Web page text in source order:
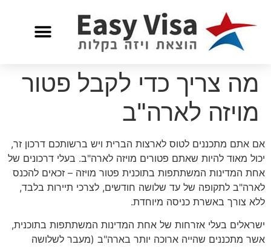
מה צריך כדי לקבל פטור
מויזה לארה"ב
אם אתם מתכננים לטוס לארצות הברית ויש ברשותכם דרכון זר,
יכול מאוד להיות שאתם פטורים מויזה לארה"ב. בעלי דרכונים של
אחת המדינות המשתתפות בתוכנית פטור מויזה – זכאים להכנס
לארה"ב לתקופה של עד שלושה חודשים, לצרכי תיירות בלבד,
ללא צורך באשרת כניסה מיוחדת.
ישראלים בעלי אזרחות של אחת המדינות המשתתפות בתוכנית,
אשר מתכננים שהייה ארוכה יותר בארה"ב (מעבר לשלושה